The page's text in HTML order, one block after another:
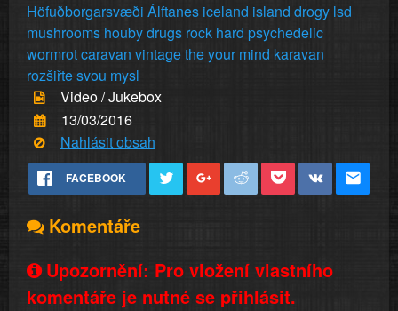
Höfuðborgarsvæði Álftanes iceland island drogy lsd
mushrooms houbydrugs rock hard psychedelic
wormrotcaravan vintagetheyour mind karavan
rozšiřtesvou mysl
Video / Jukebox
13/03/2016
Nahlásit obsah
FACEBOOK
Komentáře
Upozornění: Pro vložení vlastního
komentáře je nutné se přihlásit.